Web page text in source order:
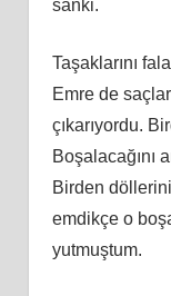
sanki.
Taşaklarını
Emre de
çıkarıyordu.
Boşalacağını
Birden döllerini
emdikçe o
yutmuştum.